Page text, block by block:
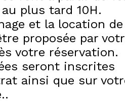
plus tard 10H
et la location de
proposée par
votre réservation.
seront inscrites
ainsi que sur